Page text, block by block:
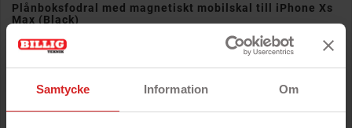
Samtycke Information Om
Plånboksfodral med magnetiskt mobilskal till iPhone Xs
Max (Black)
- Skyddande plånboksfodral
- Med löstagbart magnetiskt
- Stöd för trådlös laddning